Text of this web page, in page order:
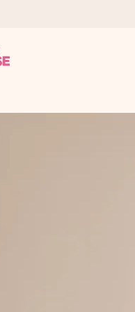
bon moment, quand
tous les pays où nous
le cœur. Sans